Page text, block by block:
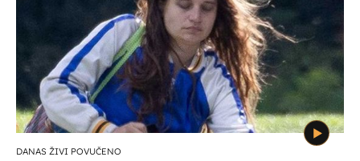
DANAS ŽIVI POVUČENO